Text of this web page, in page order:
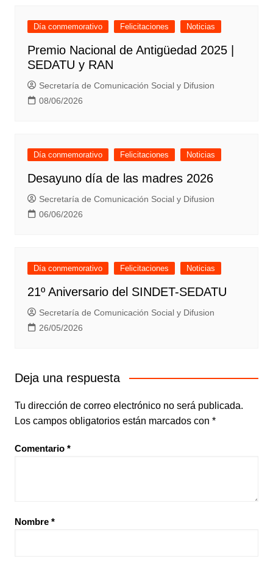
Día conmemorativo Felicitaciones Noticias
Premio Nacional de Antigüedad 2025 |
SEDATU y RAN
Secretaría de Comunicación Social y Difusion
08/06/2026
Día conmemorativo Felicitaciones Noticias
Desayuno día de las madres 2026
Secretaría de Comunicación Social y Difusion
06/06/2026
Día conmemorativo Felicitaciones Noticias
21º Aniversario del SINDET-SEDATU
Secretaría de Comunicación Social y Difusion
26/05/2026
Deja una respuesta
Tu dirección de correo electrónico no será publicada.
Los campos obligatorios están marcados con *
Comentario *
Nombre *